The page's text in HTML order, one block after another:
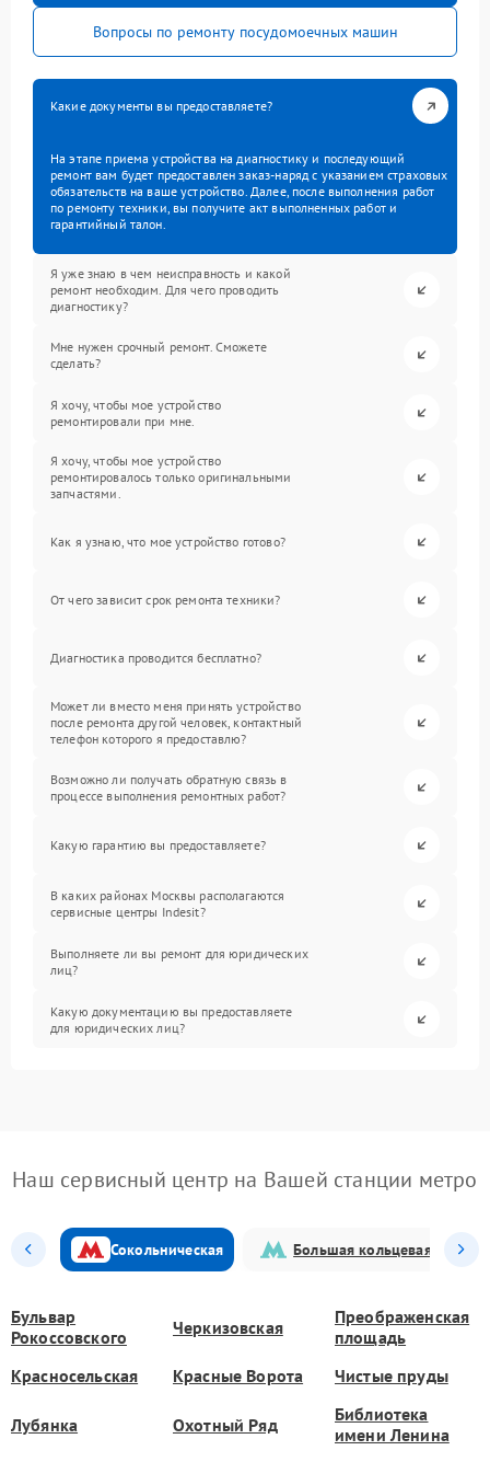
Вопросы по ремонту посудомоечных машин
Какие документы вы предоставляете?
На этапе приема устройства на диагностику и последующий
ремонт вам будет предоставлен заказ-наряд с указанием страховых
обязательств на ваше устройство. Далее, после выполнения работ
по ремонту техники, вы получите акт выполненных работ и
гарантийный талон.
Я уже знаю в чем неисправность и какой
ремонт необходим. Для чего проводить
диагностику?
Мне нужен срочный ремонт. Сможете
сделать?
Я хочу, чтобы мое устройство
ремонтировали при мне.
Я хочу, чтобы мое устройство
ремонтировалось только оригинальными
запчастями.
Как я узнаю, что мое устройство готово?
От чего зависит срок ремонта техники?
Диагностика проводится бесплатно?
Может ли вместо меня принять устройство
после ремонта другой человек, контактный
телефон которого я предоставлю?
Возможно ли получать обратную связь в
процессе выполнения ремонтных работ?
Какую гарантию вы предоставляете?
В каких районах Москвы располагаются
сервисные центры Indesit?
Выполняете ли вы ремонт для юридических
лиц?
Какую документацию вы предоставляете
для юридических лиц?
Наш сервисный центр на Вашей станции метро
Сокольническая Большая кольцевая
Бульвар
Рокоссовского
Черкизовская
Преображенская
площадь
Красносельская
Красные Ворота Чистые пруды
Лубянка Охотный Ряд
Библиотека
имени Ленина